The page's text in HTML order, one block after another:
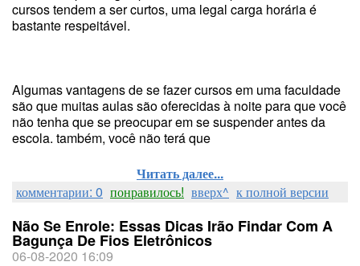
cursos tendem a ser curtos, uma legal carga horária é
bastante respeitável.
Algumas vantagens de se fazer cursos em uma faculdade
são que muitas aulas são oferecidas à noite para que você
não tenha que se preocupar em se suspender antes da
escola. também, você não terá que
Читать далее...
комментарии: 0 понравилось! вверх^ к полной версии
Não Se Enrole: Essas Dicas Irão Findar Com A
Bagunça De Fios Eletrônicos
06-08-2020 16:09